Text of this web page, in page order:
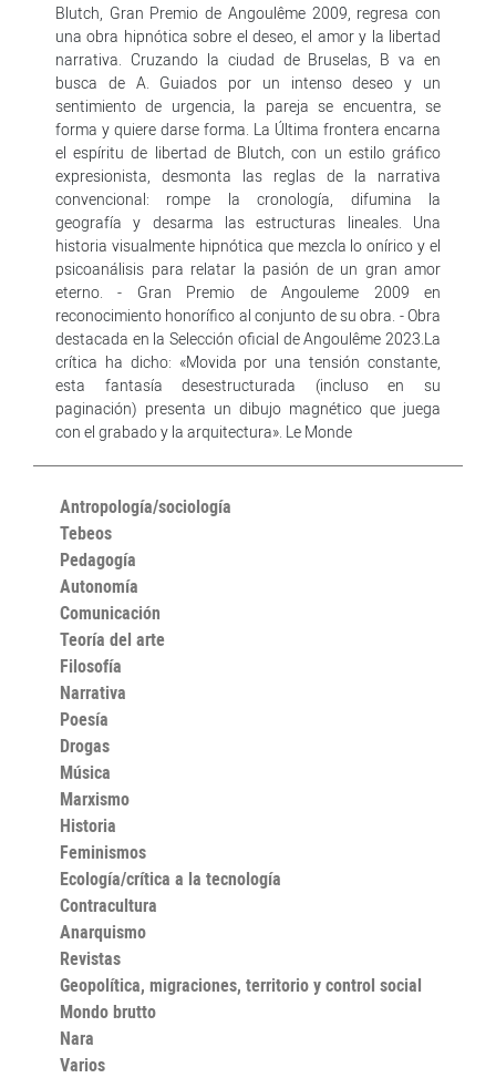
Blutch, Gran Premio de Angoulême 2009, regresa con
una obra hipnótica sobre el deseo, el amor y la libertad
narrativa. Cruzando la ciudad de Bruselas, B va en
busca de A. Guiados por un intenso deseo y un
sentimiento de urgencia, la pareja se encuentra, se
forma y quiere darse forma. La Última frontera encarna
el espíritu de libertad de Blutch, con un estilo gráfico
expresionista, desmonta las reglas de la narrativa
convencional: rompe la cronología, difumina la
geografía y desarma las estructuras lineales. Una
historia visualmente hipnótica que mezcla lo onírico y el
psicoanálisis para relatar la pasión de un gran amor
eterno. - Gran Premio de Angouleme 2009 en
reconocimiento honorífico al conjunto de su obra. - Obra
destacada en la Selección oficial de Angoulême 2023.La
crítica ha dicho: «Movida por una tensión constante,
esta fantasía desestructurada (incluso en su
paginación) presenta un dibujo magnético que juega
con el grabado y la arquitectura». Le Monde
Antropología/sociología
Tebeos
Pedagogía
Autonomía
Comunicación
Teoría del arte
Filosofía
Narrativa
Poesía
Drogas
Música
Marxismo
Historia
Feminismos
Ecología/crítica a la tecnología
Contracultura
Anarquismo
Revistas
Geopolítica, migraciones, territorio y control social
Mondo brutto
Nara
Varios